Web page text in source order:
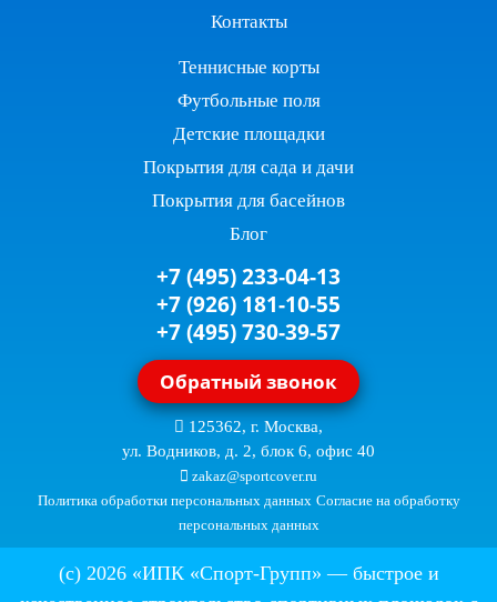
Контакты
Теннисные корты
Футбольные поля
Детские площадки
Покрытия для сада и дачи
Покрытия для басейнов
Блог
+7 (495) 233-04-13
+7 (926) 181-10-55
+7 (495) 730-39-57
Обратный звонок
125362, г. Москва,
ул. Водников, д. 2, блок 6, офис 40
zakaz@sportcover.ru
Политика обработки персональных данных Согласие на обработку
персональных данных
(c) 2026 «ИПК «Спорт-Групп» — быстрое и